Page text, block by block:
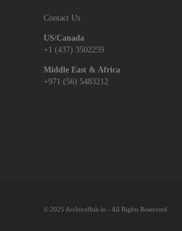
Contact Us
US/Canada
+1 (437) 3502259
Middle East & Africa
+971 (56) 5483212
© 2025 ArchiveHub.io - All Rights Reserverd